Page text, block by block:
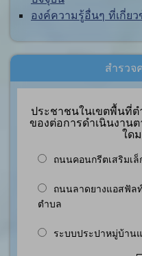
องค์ความรู้อื่นๆ ที่เกี่ย
สำรวจ
ประชาชนในเขตพื้นที่
ของต่อการดำเนินงาน
ใด
ถนนคอนกรีตเสริมเ
ถนนลาดยางแอสฟัล
ตำบล
ระบบประปาหมู่บ้าน